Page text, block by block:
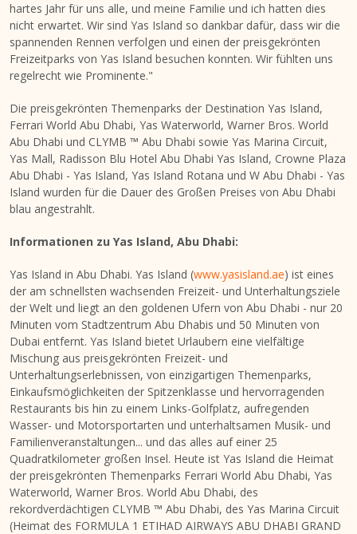
hartes Jahr für uns alle, und meine Familie und ich hatten dies
nicht erwartet. Wir sind Yas Island so dankbar dafür, dass wir die
spannenden Rennen verfolgen und einen der preisgekrönten
Freizeitparks von Yas Island besuchen konnten. Wir fühlten uns
regelrecht wie Prominente."
Die preisgekrönten Themenparks der Destination Yas Island,
Ferrari World Abu Dhabi, Yas Waterworld, Warner Bros. World
Abu Dhabi und CLYMB ™ Abu Dhabi sowie Yas Marina Circuit,
Yas Mall, Radisson Blu Hotel Abu Dhabi Yas Island, Crowne Plaza
Abu Dhabi - Yas Island, Yas Island Rotana und W Abu Dhabi - Yas
Island wurden für die Dauer des Großen Preises von Abu Dhabi
blau angestrahlt.
Informationen zu Yas Island, Abu Dhabi:
Yas Island in Abu Dhabi. Yas Island (www.yasisland.ae) ist eines
der am schnellsten wachsenden Freizeit- und Unterhaltungsziele
der Welt und liegt an den goldenen Ufern von Abu Dhabi - nur 20
Minuten vom Stadtzentrum Abu Dhabis und 50 Minuten von
Dubai entfernt. Yas Island bietet Urlaubern eine vielfältige
Mischung aus preisgekrönten Freizeit- und
Unterhaltungserlebnissen, von einzigartigen Themenparks,
Einkaufsmöglichkeiten der Spitzenklasse und hervorragenden
Restaurants bis hin zu einem Links-Golfplatz, aufregenden
Wasser- und Motorsportarten und unterhaltsamen Musik- und
Familienveranstaltungen... und das alles auf einer 25
Quadratkilometer großen Insel. Heute ist Yas Island die Heimat
der preisgekrönten Themenparks Ferrari World Abu Dhabi, Yas
Waterworld, Warner Bros. World Abu Dhabi, des
rekordverdächtigen CLYMB ™️ Abu Dhabi, des Yas Marina Circuit
(Heimat des FORMULA 1 ETIHAD AIRWAYS ABU DHABI GRAND